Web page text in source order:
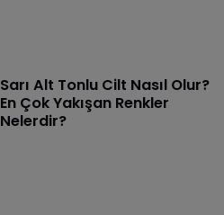
Sarı Alt Tonlu Cilt Nasıl Olur?
En Çok Yakışan Renkler
Nelerdir?